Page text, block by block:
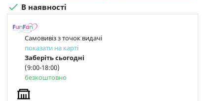
 В наявності
Самовивіз з точок видачі
показати на карті
Заберіть сьогодні
(9:00-18:00)
безкоштовно